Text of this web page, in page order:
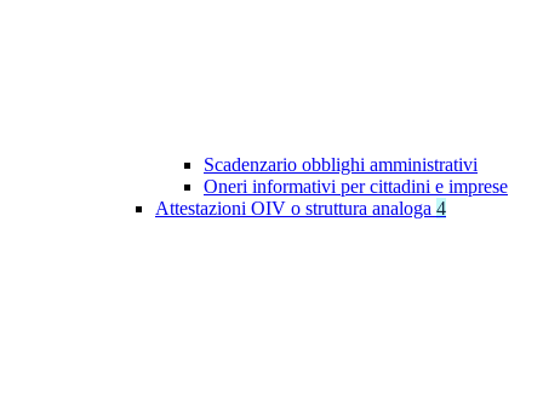
Scadenzario obblighi amministrativi
Oneri informativi per cittadini e imprese
Attestazioni OIV o struttura analoga 4